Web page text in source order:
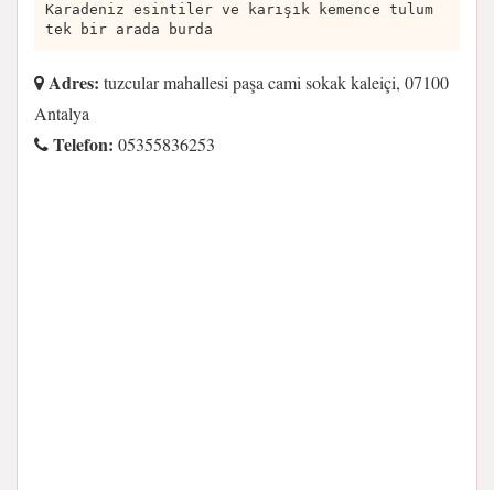
Karadeniz esintiler ve karışık kemence tulum
tek bir arada burda
Adres: tuzcular mahallesi paşa cami sokak kaleiçi, 07100
Antalya
Telefon: 05355836253